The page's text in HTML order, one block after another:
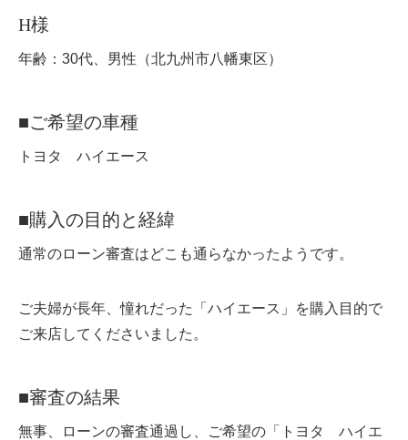
H様
年齢：30代、男性（北九州市八幡東区）
■ご希望の車種
トヨタ ハイエース
■購入の目的と経緯
通常のローン審査はどこも通らなかったようです。
ご夫婦が長年、憧れだった「ハイエース」を購入目的で
ご来店してくださいました。
■審査の結果
無事、ローンの審査通過し、ご希望の「トヨタ ハイエ